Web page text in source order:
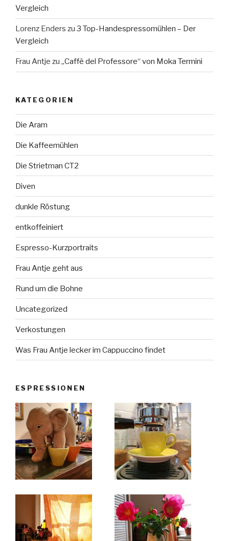
Vergleich
Lorenz Enders zu 3 Top-Handespressomühlen – Der
Vergleich
Frau Antje zu „Caffè del Professore“ von Moka Termini
KATEGORIEN
Die Aram
Die Kaffeemühlen
Die Strietman CT2
Diven
dunkle Röstung
entkoffeiniert
Espresso-Kurzportraits
Frau Antje geht aus
Rund um die Bohne
Uncategorized
Verkostungen
Was Frau Antje lecker im Cappuccino findet
ESPRESSIONEN